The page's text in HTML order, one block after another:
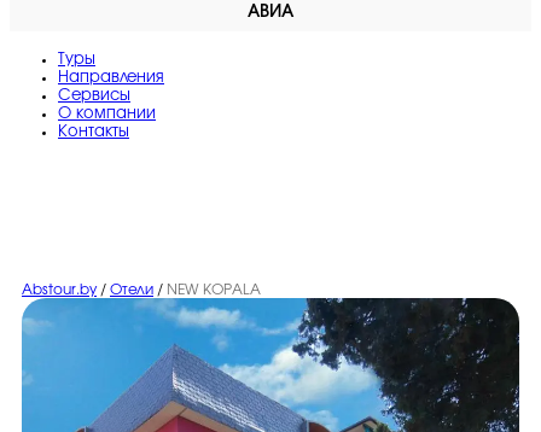
АВИА
Туры
Направления
Сервисы
O компании
Контакты
Abstour.by / Отели / NEW KOPALA